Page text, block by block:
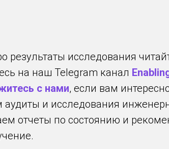
результаты исследования
на наш Telegram канал
с нами, если вам
и исследования
отчеты по состоянию и